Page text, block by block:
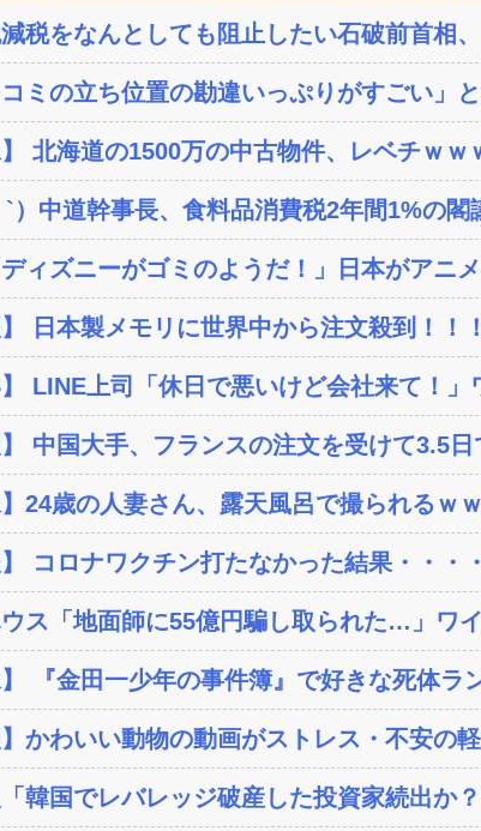
税をなんとしても阻止したい石破前首相
コミの立ち位置の勘違いっぷりがすごい」
】 北海道の1500万の中古物件、レベチｗｗ
`）中道幹事長、食料品消費税2年間1%の
ィズニーがゴミのようだ！」日本がアニ
】 日本製メモリに世界中から注文殺到！
】 LINE上司「休日で悪いけど会社来て！
】 中国大手、フランスの注文を受けて3.5
】24歳の人妻さん、露天風呂で撮られるｗ
】 コロナワクチン打たなかった結果・・・・
ス「地面師に55億円騙し取られた…」ワ
】 『金田一少年の事件簿』で好きな死体ラ
】かわいい動物の動画がストレス・不安の
韓国でレバレッジ破産した投資家続出か